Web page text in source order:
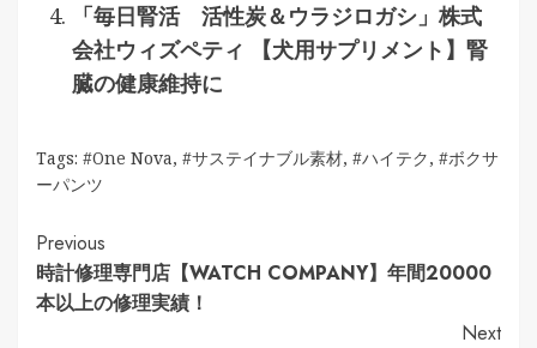
「毎日腎活 活性炭＆ウラジロガシ」株式
会社ウィズペティ 【犬用サプリメント】腎
臓の健康維持に
Tags: #One Nova, #サステイナブル素材, #ハイテク, #ボクサ
ーパンツ
Continue
Reading
Previous
時計修理専門店【WATCH COMPANY】年間20000
本以上の修理実績！
Next